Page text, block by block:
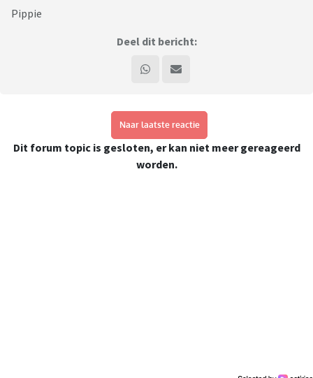
Pippie
Deel dit bericht:
Naar laatste reactie
Dit forum topic is gesloten, er kan niet meer gereageerd
worden.